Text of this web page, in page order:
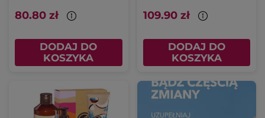
80.80 zł
DODAJ DO
KOSZYKA
109.90 zł
DODAJ DO
KOSZYKA